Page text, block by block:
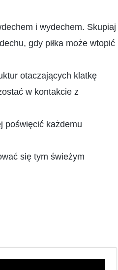
i wydechem. Skupiaj
gdy piłka może wtopić
otaczających klatkę
w kontakcie z
poświęcić każdemu
się tym świeżym